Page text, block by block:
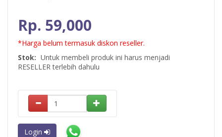
Rp. 59,000
*Harga belum termasuk diskon reseller.
Stok: Untuk membeli produk ini harus menjadi
RESELLER terlebih dahulu
Login